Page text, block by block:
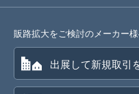
販路拡大をご検討のメーカー
出展して新規取引